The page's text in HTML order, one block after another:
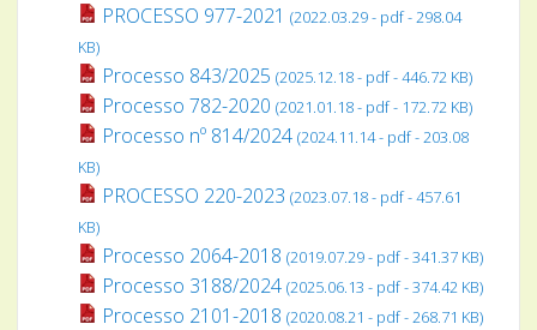
PROCESSO 977-2021 (2022.03.29 - pdf - 298.04
KB)
Processo 843/2025 (2025.12.18 - pdf - 446.72 KB)
Processo 782-2020 (2021.01.18 - pdf - 172.72 KB)
Processo nº 814/2024 (2024.11.14 - pdf - 203.08
KB)
PROCESSO 220-2023 (2023.07.18 - pdf - 457.61
KB)
Processo 2064-2018 (2019.07.29 - pdf - 341.37 KB)
Processo 3188/2024 (2025.06.13 - pdf - 374.42 KB)
Processo 2101-2018 (2020.08.21 - pdf - 268.71 KB)